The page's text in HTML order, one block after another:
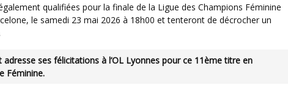
le samedi 23 mai 2026 à 18h00 et tenteront de décrocher un
Féminine.